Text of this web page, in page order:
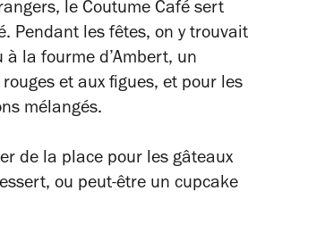
le Coutume Café sert
Pendant les fêtes, on y trouvait
la fourme d’Ambert, un
et aux figues, et pour les
mélangés.
de la place pour les gâteaux
ou peut-être un cupcake